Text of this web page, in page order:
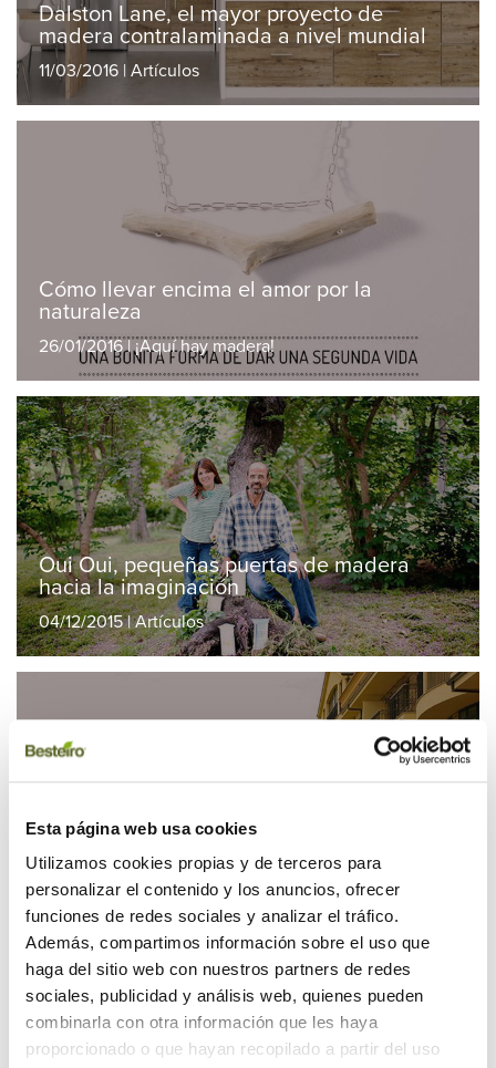
Esta página web usa cookies
Utilizamos cookies propias y de terceros para
personalizar el contenido y los anuncios, ofrecer
funciones de redes sociales y analizar el tráfico.
Además, compartimos información sobre el uso que
haga del sitio web con nuestros partners de redes
sociales, publicidad y análisis web, quienes pueden
combinarla con otra información que les haya
proporcionado o que hayan recopilado a partir del uso
Dalston Lane, el mayor proyecto de
madera contralaminada a nivel mundial
11/03/2016 | Artículos
Cómo llevar encima el amor por la
naturaleza
26/01/2016 | ¡Aquí hay madera!
Oui Oui, pequeñas puertas de madera
hacia la imaginación
04/12/2015 | Artículos
7 tendencias que harán de tu casa un
hogar a la última
04/11/2015 | Artículos